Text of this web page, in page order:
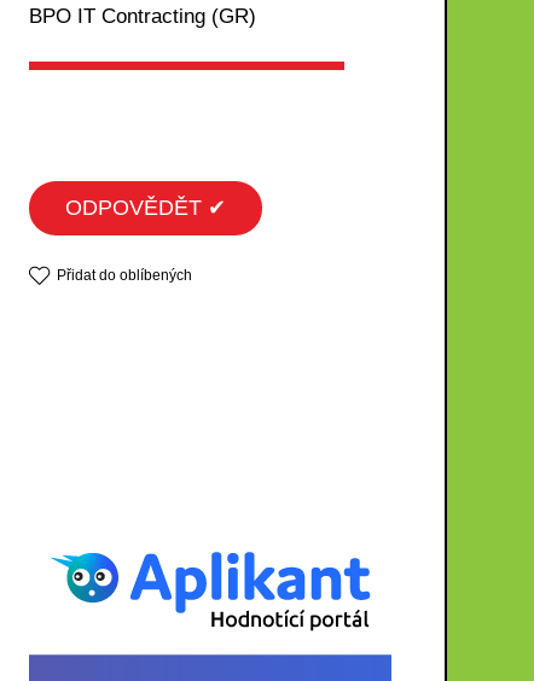
BPO IT Contracting (GR)
ODPOVĚDĚT ✔
Přidat do oblíbených